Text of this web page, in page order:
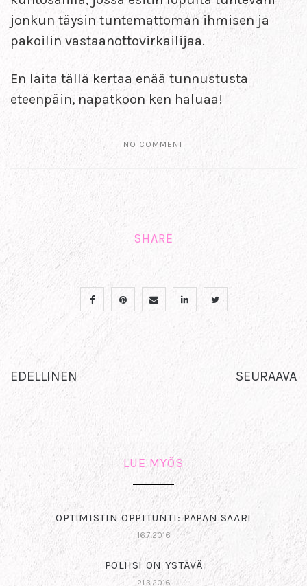
jonkun täysin tuntemattoman ihmisen ja
pakoilin vastaanottovirkailijaa.
En laita tällä kertaa enää tunnustusta
eteenpäin, napatkoon ken haluaa!
NO COMMENT
SHARE
EDELLINEN SEURAAVA
LUE MYÖS
OPTIMISTIN OPPITUNTI: PAPAN SAARI
16.7.2016
POLIISI ON YSTÄVÄ
21.3.2016